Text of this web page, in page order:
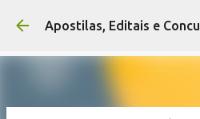
Pular para o
Apostilas, Editais e